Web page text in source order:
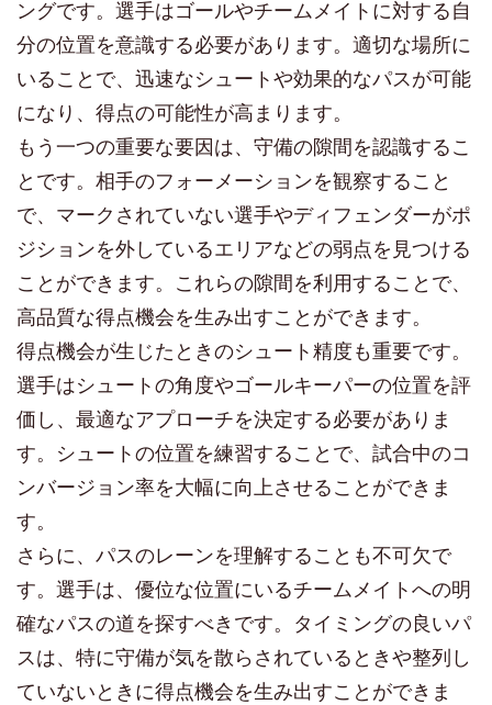
ングです。選手はゴールやチームメイトに対する自
分の位置を意識する必要があります。適切な場所に
いることで、迅速なシュートや効果的なパスが可能
になり、得点の可能性が高まります。
もう一つの重要な要因は、守備の隙間を認識するこ
とです。相手のフォーメーションを観察すること
で、マークされていない選手やディフェンダーがポ
ジションを外しているエリアなどの弱点を見つける
ことができます。これらの隙間を利用することで、
高品質な得点機会を生み出すことができます。
得点機会が生じたときのシュート精度も重要です。
選手はシュートの角度やゴールキーパーの位置を評
価し、最適なアプローチを決定する必要がありま
す。シュートの位置を練習することで、試合中のコ
ンバージョン率を大幅に向上させることができま
す。
さらに、パスのレーンを理解することも不可欠で
す。選手は、優位な位置にいるチームメイトへの明
確なパスの道を探すべきです。タイミングの良いパ
スは、特に守備が気を散らされているときや整列し
ていないときに得点機会を生み出すことができま